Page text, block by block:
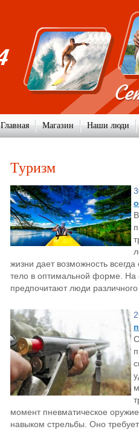
Главная Магазин Наши люди
Туризм
жизни дает возможность
тело в оптимальной форме. На
предпочитают люди различного
момент пневматическое
навыком стрельбы. Оно